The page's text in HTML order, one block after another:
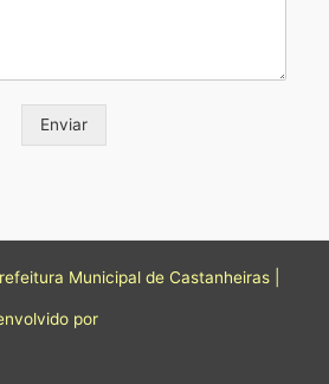
Enviar
Municipal de Castanheiras |
por